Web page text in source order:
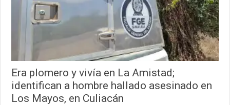
Era plomero y vivía en La Amistad;
identifican a hombre hallado asesinado en
Los Mayos, en Culiacán